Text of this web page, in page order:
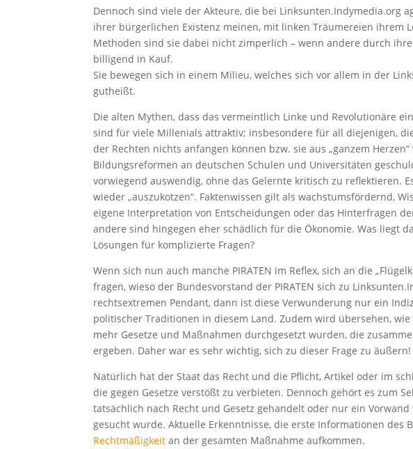
Dennoch sind viele der Akteure, die bei Linksunten.Indymedia.org
ihrer bürgerlichen Existenz meinen, mit linken Träumereien ihrem
Methoden sind sie dabei nicht zimperlich – wenn andere durch
billigend in Kauf.
Sie bewegen sich in einem Milieu, welches sich vor allem in der
gutheißt.
Die alten Mythen, dass das vermeintlich Linke und Revolutionäre
sind für viele Millenials attraktiv; insbesondere für all diejenigen,
der Rechten nichts anfangen können bzw. sie aus „ganzem
Bildungsreformen an deutschen Schulen und Universitäten
vorwiegend auswendig, ohne das Gelernte kritisch zu reflektieren.
wieder „auszukotzen“. Faktenwissen gilt als wachstumsfördernd,
eigene Interpretation von Entscheidungen oder das Hinterfragen
andere sind hingegen eher schädlich für die Ökonomie. Was liegt
Lösungen für komplizierte Fragen?
Wenn sich nun auch manche PIRATEN im Reflex, sich an die
fragen, wieso der Bundesvorstand der PIRATEN sich zu
rechtsextremen Pendant, dann ist diese Verwunderung nur ein
politischer Traditionen in diesem Land. Zudem wird übersehen,
mehr Gesetze und Maßnahmen durchgesetzt wurden, die
ergeben. Daher war es sehr wichtig, sich zu dieser Frage zu äußern!
Natürlich hat der Staat das Recht und die Pflicht, Artikel oder im
die gegen Gesetze verstößt zu verbieten. Dennoch gehört es zum
tatsächlich nach Recht und Gesetz gehandelt oder nur ein
gesucht wurde. Aktuelle Erkenntnisse, die erste Informationen des
Rechtmäßigkeit an der gesamten Maßnahme aufkommen.